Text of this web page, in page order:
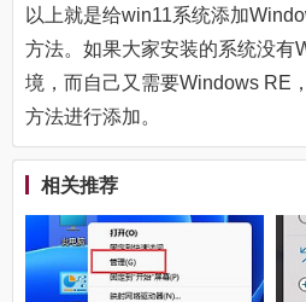
以上就是给win11系统添加
方法。如果大家安装的系统没有
境，而自己又需要Windows RE
方法进行添加。
相关推荐